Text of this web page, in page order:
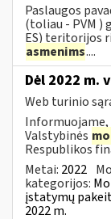
Paslaugos
(toliau - PVM )
ES) teritorijos
asmenims....
Dėl 2022 m.
Web turinio
Informuojame,
Valstybinės
Respublikos
Metai: 2022
kategorijos:
įstatymų
2022 m.